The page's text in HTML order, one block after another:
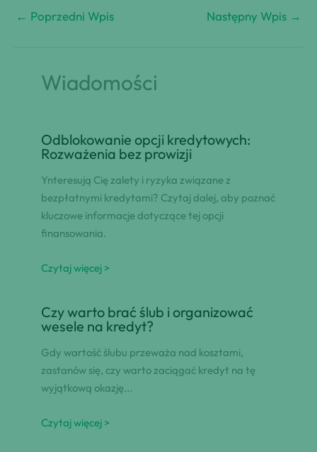
← Poprzedni Wpis Następny Wpis →
Wiadomości
Odblokowanie opcji kredytowych:
Rozważenia bez prowizji
Ynteresują Cię zalety i ryzyka związane z
bezpłatnymi kredytami? Czytaj dalej, aby poznać
kluczowe informacje dotyczące tej opcji
finansowania.
Czytaj więcej >
Czy warto brać ślub i organizować
wesele na kredyt?
Gdy wartość ślubu przeważa nad kosztami,
zastanów się, czy warto zaciągać kredyt na tę
wyjątkową okazję...
Czytaj więcej >